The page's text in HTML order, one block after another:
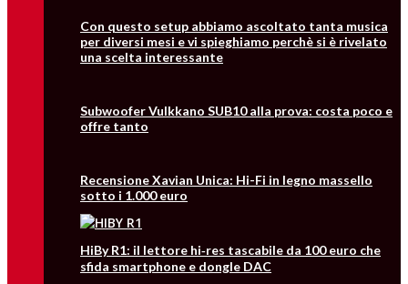
Con questo setup abbiamo ascoltato tanta musica
per diversi mesi e vi spieghiamo perchè si è rivelato
una scelta interessante
Subwoofer Vulkkano SUB10 alla prova: costa poco e
offre tanto
Recensione Xavian Unica: Hi-Fi in legno massello
sotto i 1.000 euro
HiBy R1: il lettore hi‑res tascabile da 100 euro che
sfida smartphone e dongle DAC